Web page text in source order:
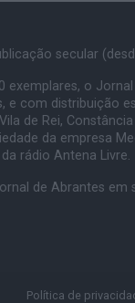
secular
exemplares, o
e com distribuição
de Rei,
da empresa
rádio Antena Livre.
de Abrantes em
Política de